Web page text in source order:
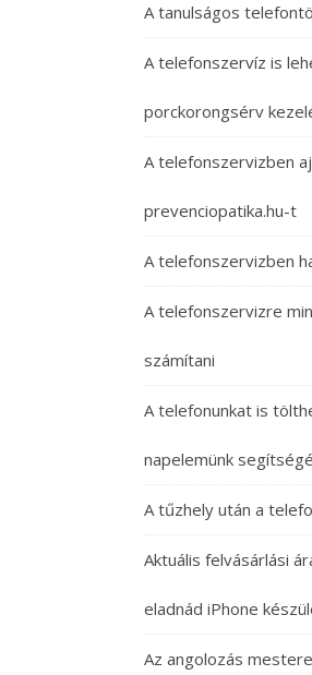
A tanulságos
A telefonszervíz is
porckorongsérv
A telefonszervizben
prevenciopatika.hu-t
A telefonszervizben
A telefonszervizre
számítani
A telefonunkat is
napelemünk
A tűzhely után a
Aktuális felvásárlási
eladnád iPhone
Az angolozás